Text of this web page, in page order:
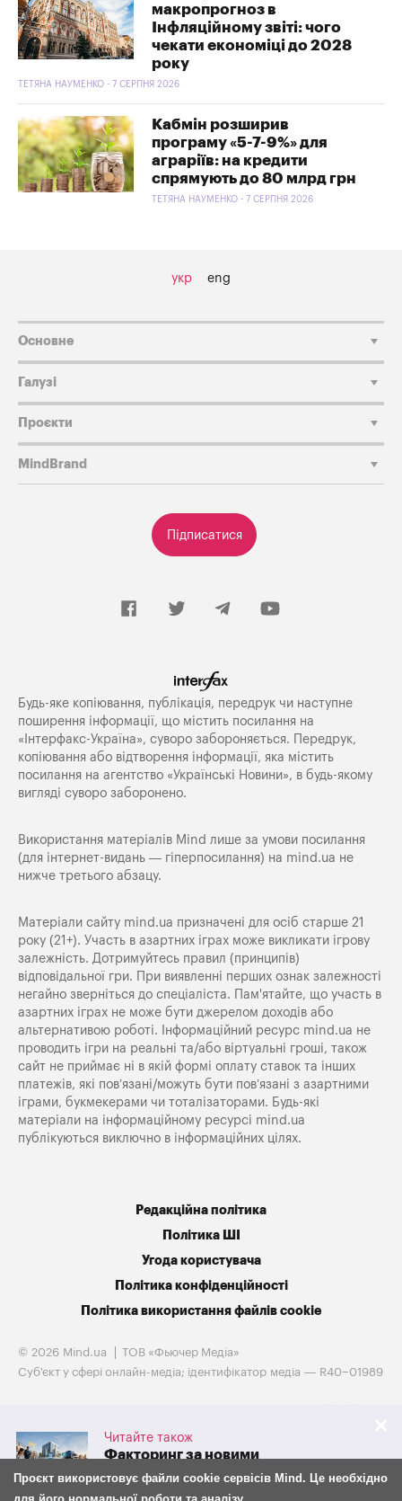
макропрогноз в
Інфляційному звіті: чого
чекати економіці до 2028
року
ТЕТЯНА НАУМЕНКО - 7 СЕРПНЯ 2026
Кабмін розширив
програму «5-7-9%» для
аграріїв: на кредити
спрямують до 80 млрд грн
ТЕТЯНА НАУМЕНКО - 7 СЕРПНЯ 2026
Читайте також
Факторинг за новими
правилами: що з 30 липня
змінилося для бізнесу та
укр eng
Підписатися
Основне
Галузі
Проєкти
MindBrand
Будь-яке копiювання, публiкацiя, передрук чи наступне
поширення iнформацiї, що мiстить посилання на
«Iнтерфакс-Україна», суворо забороняється. Передрук,
копіювання або відтворення інформації, яка містить
посилання на агентство «Українські Новини», в будь-якому
вигляді суворо заборонено.
Використання матеріалів Mind лише за умови посилання
(для інтернет-видань — гіперпосилання) на mind.ua не
нижче третього абзацу.
Матеріали сайту mind.ua призначені для осіб старше 21
року (21+). Участь в азартних іграх може викликати ігрову
залежність. Дотримуйтесь правил (принципів)
відповідальної гри. При виявленні перших ознак залежності
негайно зверніться до спеціаліста. Пам'ятайте, що участь в
азартних іграх не може бути джерелом доходів або
альтернативою роботі. Інформаційний ресурс mind.ua не
проводить ігри на реальні та/або віртуальні гроші, також
сайт не приймає ні в якій формі оплату ставок та інших
платежів, які пов’язані/можуть бути пов’язані з азартними
іграми, букмекерами чи тоталізаторами. Будь-які
матеріали на інформаційному ресурсі mind.ua
публікуються виключно в інформаційних цілях.
Редакційна політика
Політика ШІ
Угода користувача
Політика конфіденційності
Політика використання файлів cookie
© 2026 Mind.ua
ТОВ «Фьючер Медiа»
Cуб'єкт у сфері онлайн-медіа; ідентифікатор медіа — R40−01989
Проєкт використовує файли cookie сервісів Mind. Це необхідно